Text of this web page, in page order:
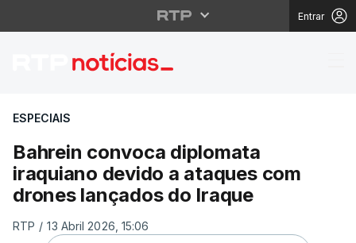
Entrar
Bahrein convoca
ESPECIAIS
Bahrein convoca diplomata
iraquiano devido a ataques com
drones lançados do Iraque
RTP / 13 Abril 2026, 15:06